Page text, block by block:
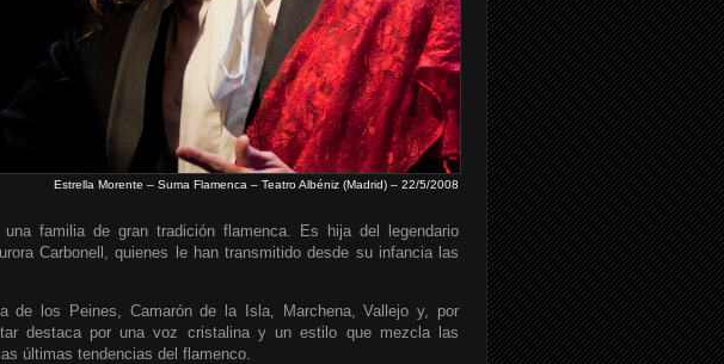
Estrella Morente – Suma Flamenca – Teatro Albéniz (Madrid) – 22/5/2008
familia de gran tradición flamenca. Es hija del legendario
Carbonell, quienes le han transmitido desde su infancia las
de los Peines, Camarón de la Isla, Marchena, Vallejo y, por
destaca por una voz cristalina y un estilo que mezcla las
últimas tendencias del flamenco.